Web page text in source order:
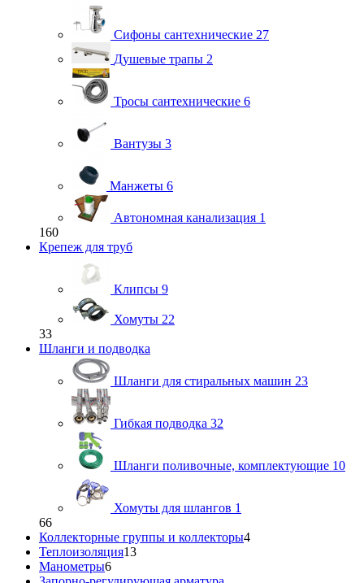
Сифоны сантехнические 27
Душевые трапы 2
Тросы сантехнические 6
Вантузы 3
Манжеты 6
Автономная канализация 1
160
Крепеж для труб
Клипсы 9
Хомуты 22
33
Шланги и подводка
Шланги для стиральных машин 23
Гибкая подводка 32
Шланги поливочные, комплектующие 10
Хомуты для шлангов 1
66
Коллекторные группы и коллекторы4
Теплоизоляция13
Манометры6